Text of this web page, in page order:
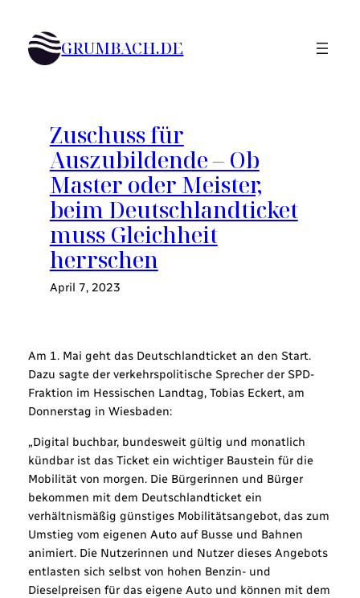
Inhalt
springen GRUMBACH.DE
Zuschuss für
Auszubildende – Ob
Master oder Meister,
beim Deutschlandticket
muss Gleichheit
herrschen
April 7, 2023
Am 1. Mai geht das Deutschlandticket an den Start.
Dazu sagte der verkehrspolitische Sprecher der SPD-
Fraktion im Hessischen Landtag, Tobias Eckert, am
Donnerstag in Wiesbaden:
„Digital buchbar, bundesweit gültig und monatlich
kündbar ist das Ticket ein wichtiger Baustein für die
Mobilität von morgen. Die Bürgerinnen und Bürger
bekommen mit dem Deutschlandticket ein
verhältnismäßig günstiges Mobilitätsangebot, das zum
Umstieg vom eigenen Auto auf Busse und Bahnen
animiert. Die Nutzerinnen und Nutzer dieses Angebots
entlasten sich selbst von hohen Benzin- und
Dieselpreisen für das eigene Auto und können mit dem